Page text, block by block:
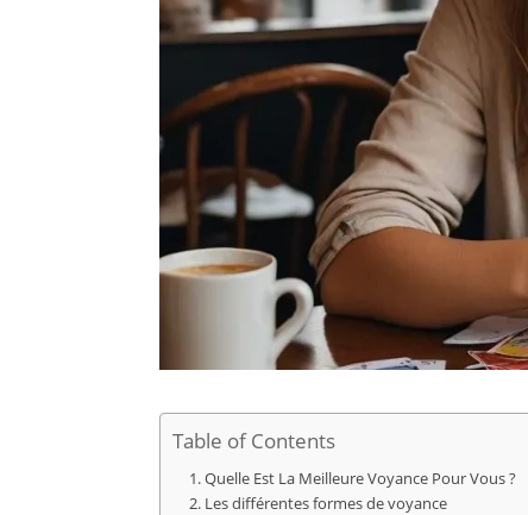
Table of Contents
Quelle Est La Meilleure Voyance Pour Vous ?
Les différentes formes de voyance